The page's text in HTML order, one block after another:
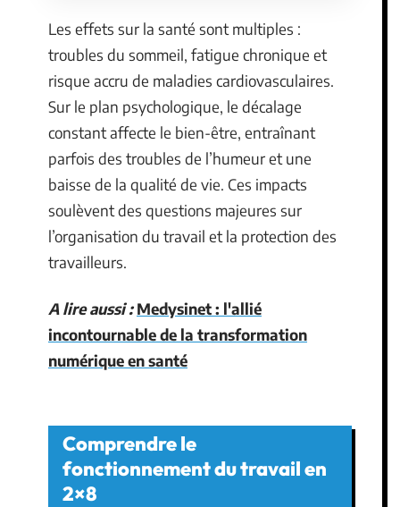
Les effets sur la santé sont multiples :
troubles du sommeil, fatigue chronique et
risque accru de maladies cardiovasculaires.
Sur le plan psychologique, le décalage
constant affecte le bien-être, entraînant
parfois des troubles de l’humeur et une
baisse de la qualité de vie. Ces impacts
soulèvent des questions majeures sur
l’organisation du travail et la protection des
travailleurs.
A lire aussi : Medysinet : l'allié
incontournable de la transformation
numérique en santé
Comprendre le
fonctionnement du travail en
2×8